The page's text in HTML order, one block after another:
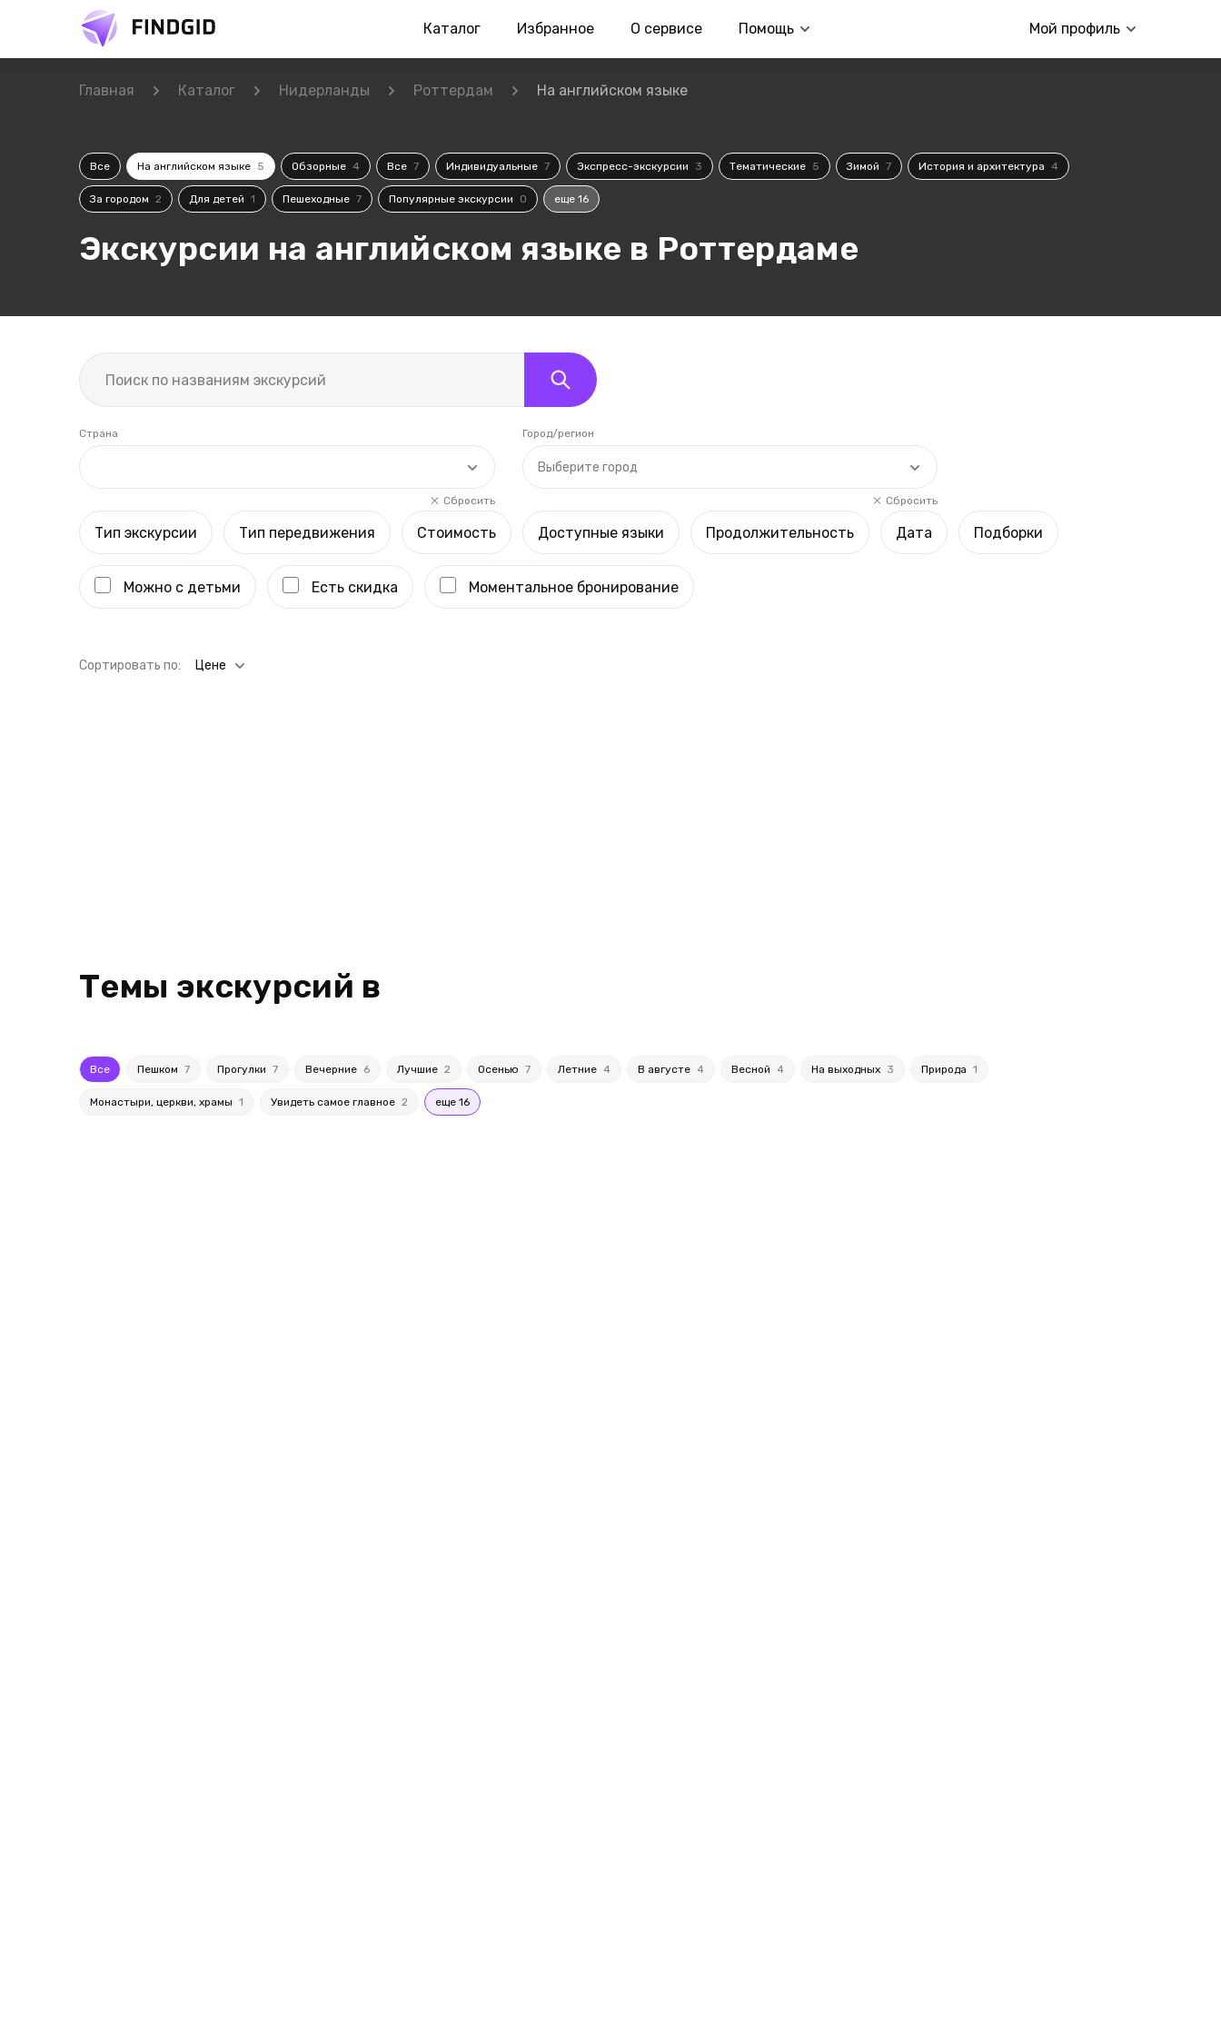
Каталог Избранное О сервисе Помощь Мой профиль
Главная Каталог Нидерланды Роттердам На английском языке
Все На английском языке 5 Обзорные 4 Все 7 Индивидуальные 7 Экспресс-экскурсии 3 Тематические 5 Зимой 7 История и архитектура 4
За городом 2 Для детей 1 Пешеходные 7 Популярные экскурсии 0 еще 16
Экскурсии на английском языке в Роттердаме
Страна
Сбросить
Выберите город
Город/регион
Сбросить
Тип экскурсии Тип передвижения Стоимость Доступные языки Продолжительность Дата Подборки
Можно с детьми Есть скидка Моментальное бронирование
Cортировать по: Цене
Темы экскурсий в
Все Пешком 7 Прогулки 7 Вечерние 6 Лучшие 2 Осенью 7 Летние 4 В августе 4 Весной 4 На выходных 3 Природа 1
Монастыри, церкви, храмы 1 Увидеть самое главное 2 еще 16